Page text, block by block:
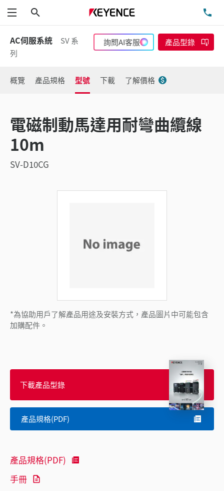
功能表
AC伺服系統
SV 系
列
詢問AI客服 產品型錄
概覽 產品規格 型號 下載 了解價格
電磁制動馬達用耐彎曲纜線
10m
SV-D10CG
*為協助用戶了解產品用途及安裝方式，產品圖片中可能包含
加購配件。
下載產品型錄
產品規格(PDF)
產品規格(PDF)
手冊